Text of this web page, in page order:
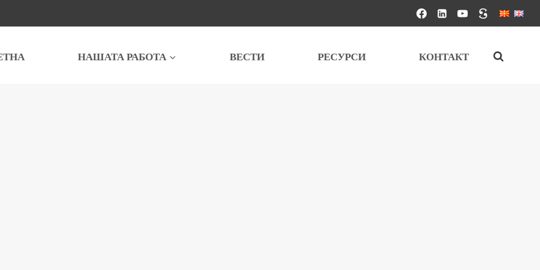
НАШАТА РАБОТА ВЕСТИ РЕСУРСИ КОНТАКТ